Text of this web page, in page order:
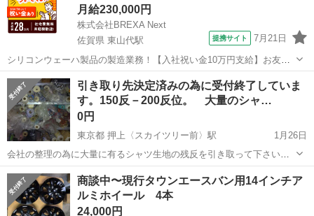
月給230,000円
株式会社BREXA Next
佐賀県 東山代駅
提携サイト 7月21日
シリコンウェーハ製品の製造業務！【入社祝い金10万円支給】お友達
やカップルとの応募OK◎年間休日129日＆休出なしでプライベート充
実♪業務はクリーンルームで快適作業◎自社正社員登用制度あり★1食
300円～の格安食堂あり！《佐...
佐賀 伊万里市 東山代駅 その他
引き取り先決定済みの為に受付終了していま
す。150反－200反位。 大量のシャ…
0円
東京都 押上〈スカイツリー前〉駅
1月26日
会社の整理の為に大量に有るシャツ生地の残反を引き取って下さい。
薄手のシャツ生地が大半で150反－200反位有ります。 申し訳ありませ
んが画像で判断して下さい。 外側を何巻きか捨てる反物も有りますが
状態の悪い反物や...
東京 墨田区 押上〈スカイツリー前〉駅 その他
商談中〜現行タウンエースバン用14インチア
ルミホイール 4本
24,000円